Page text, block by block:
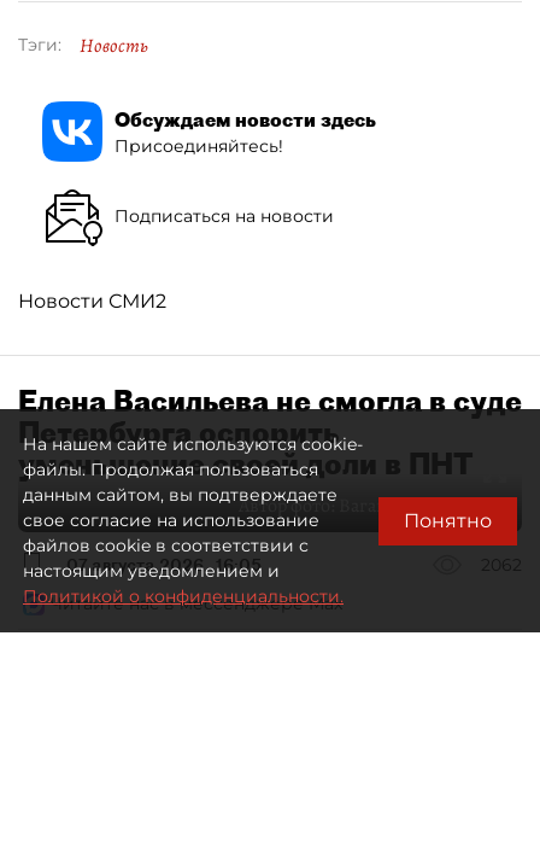
Тэги: Новость
Обсуждаем новости здесь
Присоединяйтесь!
Подписаться на новости
Новости СМИ2
Елена Васильева не смогла в суде
Петербурга оспорить
уменьшение своей доли в ПНТ
Автор фото: Ваганов Антон / "ДП"
07 августа 2026 16:05
2062
Читайте нас в мессенджере Max
На нашем сайте используются cookie-
файлы. Продолжая пользоваться
данным сайтом, вы подтверждаете
свое согласие на использование
файлов cookie в соответствии с
настоящим уведомлением и
Политикой о конфиденциальности.
Понятно